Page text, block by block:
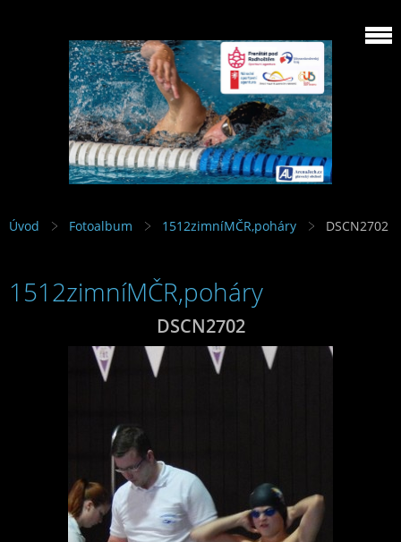
Úvod Fotoalbum 1512zimníMČR,poháry DSCN2702
1512zimníMČR,poháry
DSCN2702